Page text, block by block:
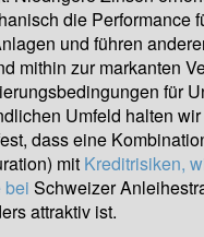
die Performance
und führen
mithin zur markanten
für
Umfeld halten
dass eine
mit Kreditrisiken,
bei Schweizer
attraktiv ist.